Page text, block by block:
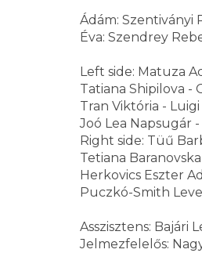
Ádám: Szentiványi
Éva: Szendrey
Left side: Matuza
Tatiana Shipilova -
Tran Viktória -
Joó Lea Napsugár
Right side: Tüű
Tetiana
Herkovics Eszter
Puczkó-Smith
Asszisztens: Bajári
Jelmezfelelős: